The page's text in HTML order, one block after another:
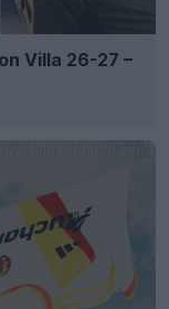
Villa 26-27 –